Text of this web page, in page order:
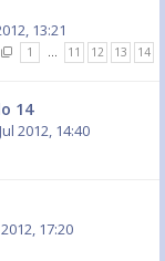
13:21
1 … 11 12 13 14
14
2012, 14:40
17:20